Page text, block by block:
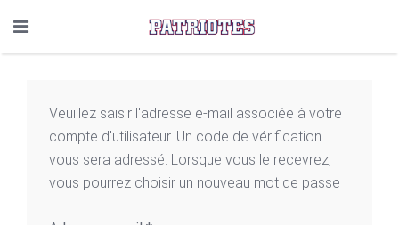
Veuillez saisir l'adresse e-mail associée à votre
compte d'utilisateur. Un code de vérification
vous sera adressé. Lorsque vous le recevrez,
vous pourrez choisir un nouveau mot de passe